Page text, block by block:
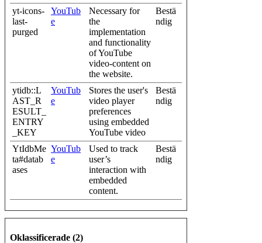
yt-icons-
last-
purged
YouTub
e
Necessary for
the
implementation
and functionality
of YouTube
video-content on
the website.
Bestä
ndig
ytidb::L
AST_R
ESULT_
ENTRY
_KEY
YouTub
e
Stores the user's
video player
preferences
using embedded
YouTube video
Bestä
ndig
YtIdbMe
ta#datab
ases
YouTub
e
Used to track
user’s
interaction with
embedded
content.
Bestä
ndig
Oklassificerade (2)